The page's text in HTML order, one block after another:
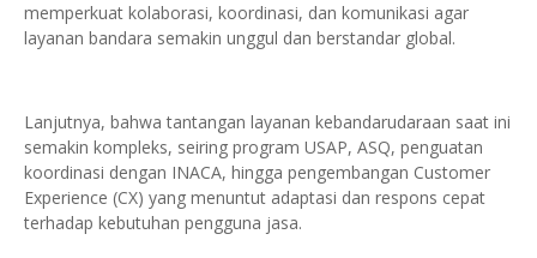
memperkuat kolaborasi, koordinasi, dan komunikasi agar
layanan bandara semakin unggul dan berstandar global.
‎Lanjutnya, bahwa tantangan layanan kebandarudaraan saat ini
semakin kompleks, seiring program USAP, ASQ, penguatan
koordinasi dengan INACA, hingga pengembangan Customer
Experience (CX) yang menuntut adaptasi dan respons cepat
terhadap kebutuhan pengguna jasa.